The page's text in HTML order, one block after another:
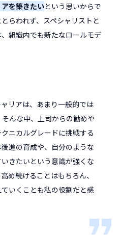
を築きたいという思いからで
らわれず、スペシャリストと
組織内でも新たなロールモデ
リアは、あまり一般的では
んな中、上司からの勧めや
ニカルグレードに挑戦する
進の育成や、自分のような
きたいという意識が強くな
め続けることはもちろん、
いくことも私の役割だと感